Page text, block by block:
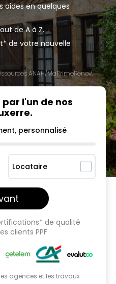
aides en quelques
de A à Z.
de votre nouvelle
ANAH/MaPrimeRénov'.
l'un de nos
.
personnalisé
Locataire
de qualité
clients PPF
agences et les travaux